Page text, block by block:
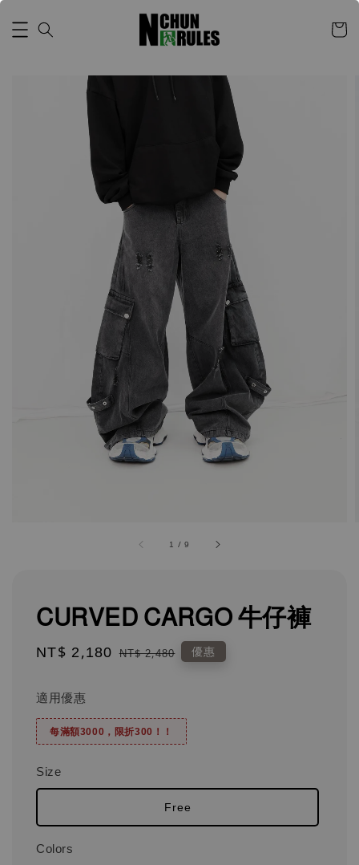
1 /9
CURVED CARGO 牛仔褲
Sale
NT$ 2,180 Regular
NT$ 2,480 優惠
適用優惠
每滿額3000，限折300！！
Size
Free
Colors